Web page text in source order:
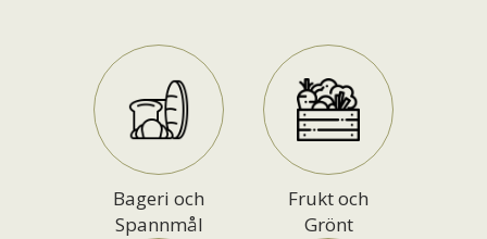
Bageri och
Spannmål
Frukt och
Grönt